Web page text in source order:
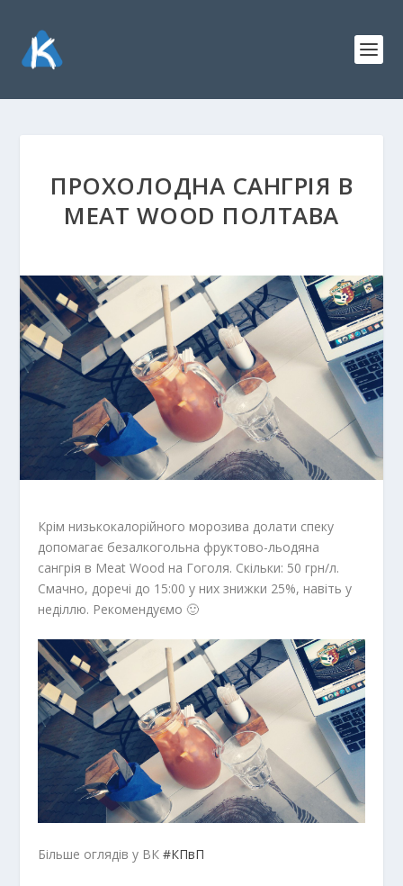
ПРОХОЛОДНА САНГРІЯ В
MEAT WOOD ПОЛТАВА
Крім низькокалорійного морозива долати спеку
допомагає безалкогольна фруктово-льодяна
сангрія в Meat Wood на Гоголя. Скільки: 50 грн/л.
Смачно, доречі до 15:00 у них знижки 25%, навіть у
неділлю. Рекомендуємо 🙂
Більше оглядів у ВК#КПвП